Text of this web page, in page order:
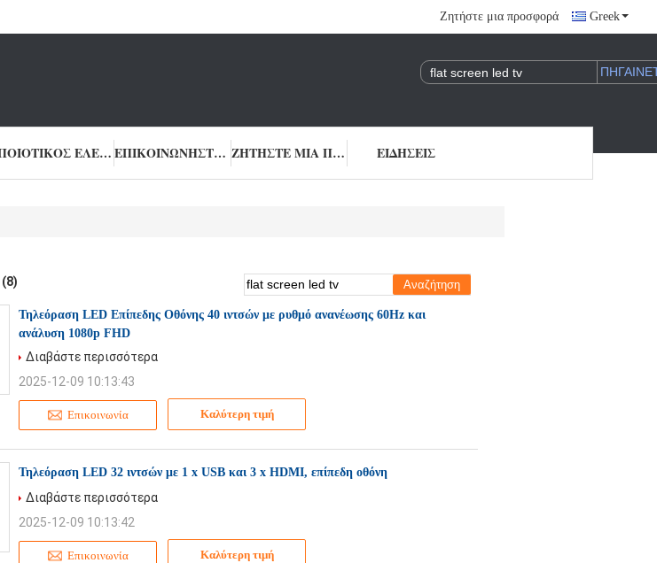
Ζητήστε μια προσφορά Greek
ΠΟΙΟΤΙΚΌΣ ΈΛΕΓΧΟΣ ΕΠΙΚΟΙΝΩΝΉΣΤΕ ΜΑΖΊ ΜΑΣ ΖΗΤΉΣΤΕ ΜΙΑ ΠΡΟΣΦΟΡΆ ΕΙΔΉΣΕΙΣ
(8)
Τηλεόραση LED Επίπεδης Οθόνης 40 ιντσών με ρυθμό ανανέωσης 60Hz και
ανάλυση 1080p FHD
Επικοινωνία Καλύτερη τιμή
Διαβάστε περισσότερα
2025-12-09 10:13:43
Τηλεόραση LED 32 ιντσών με 1 x USB και 3 x HDMI, επίπεδη οθόνη
Επικοινωνία Καλύτερη τιμή
Διαβάστε περισσότερα
2025-12-09 10:13:42